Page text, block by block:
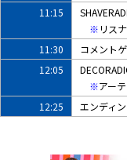
11:15
※ リス
11:30
コメント
12:05
※アー
12:25
エンディ